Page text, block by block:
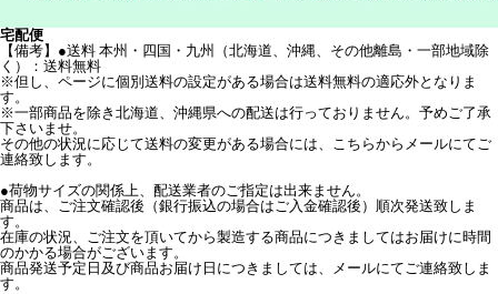
宅配便
【備考】●送料 本州・四国・九州（北海道、沖縄、その他離島・一部地域除
く）：送料無料
※但し、ページに個別送料の設定がある場合は送料無料の適応外となりま
す。
※一部商品を除き北海道、沖縄県への配送は行っておりません。予めご了承
下さいませ。
その他の状況に応じて送料の変更がある場合には、こちらからメールにてご
連絡致します。
●荷物サイズの関係上、配送業者のご指定は出来ません。
商品は、ご注文確認後（銀行振込の場合はご入金確認後）順次発送致しま
す。
在庫の状況、ご注文を頂いてから製造する商品につきましてはお届けに時間
のかかる場合がございます。
商品発送予定日及び商品お届け日につきましては、メールにてご連絡致しま
す。